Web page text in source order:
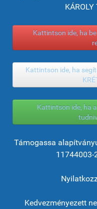
Kattintson ide, ha
Kattintson ide, ha
Kattintson ide, ha
Támogassa
11744003-
Kedvezményezett